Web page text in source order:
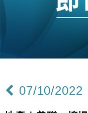
15:47
財經｜恒隆
財經｜韓股反
12:44
財經｜日本
07/10/2022